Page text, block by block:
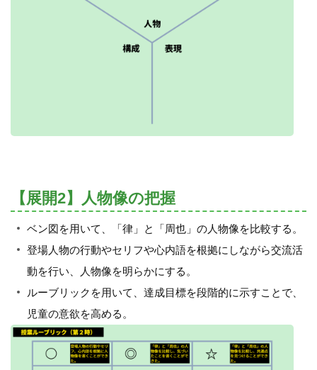
【展開2】人物像の把握
ベン図を用いて、「律」と「周也」の人物像を比較する。
登場人物の行動やセリフや心内語を根拠にしながら交流活
動を行い、人物像を明らかにする。
ルーブリックを用いて、達成目標を段階的に示すことで、
児童の意欲を高める。